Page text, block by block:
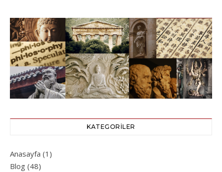
KATEGORILER
Anasayfa (1)
Blog (48)